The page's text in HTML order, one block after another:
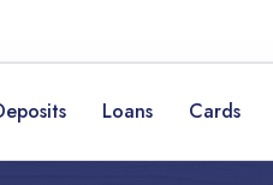
Loans Cards